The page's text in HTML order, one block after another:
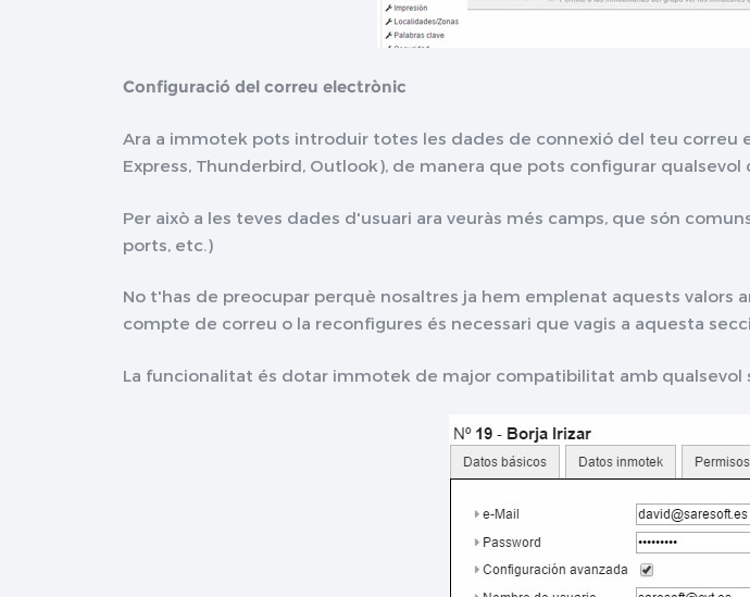
Configuració del correu electrònic
Ara a immotek pots introduir totes les dades de connexió del teu
Express, Thunderbird, Outlook), de manera que pots configurar qualsevol
Per això a les teves dades d'usuari ara veuràs més camps, que són
ports, etc.)
No t'has de preocupar perquè nosaltres ja hem emplenat aquests valors
compte de correu o la reconfigures és necessari que vagis a aquesta
La funcionalitat és dotar immotek de major compatibilitat amb qualsevol